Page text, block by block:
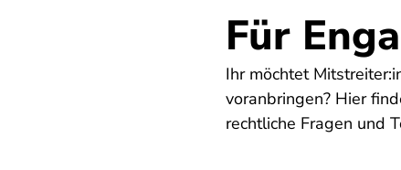
Für
Ihr möchtet
voranbringen? Hier
rechtliche Fragen und